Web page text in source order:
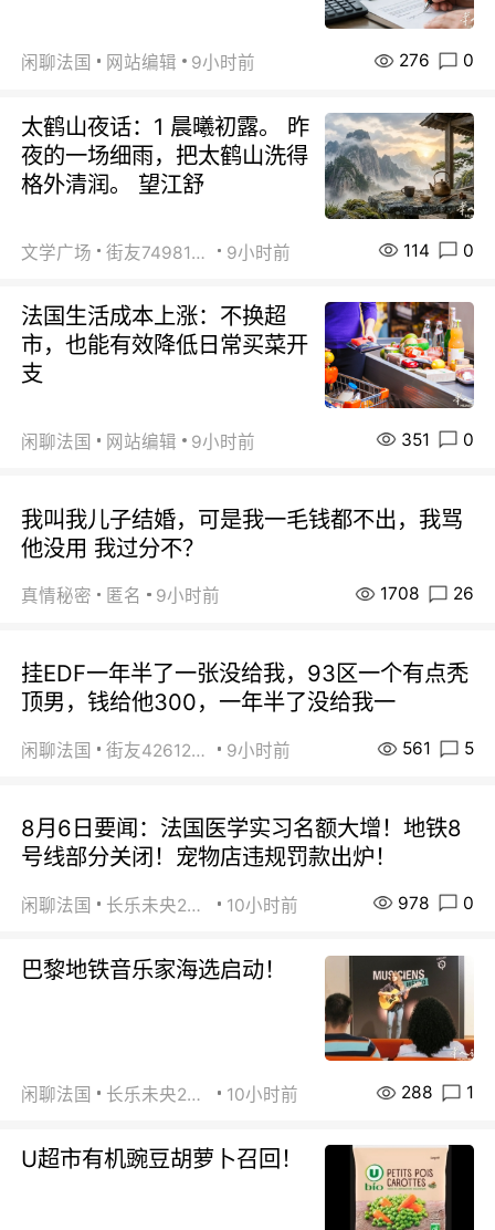
闲聊法国 网站编辑 9小时前 276 0
太鹤山夜话：1 晨曦初露。 昨
夜的一场细雨，把太鹤山洗得
格外清润。 望江舒
文学广场 街友74981146 9小时前 114 0
法国生活成本上涨：不换超
市，也能有效降低日常买菜开
支
闲聊法国 网站编辑 9小时前 351 0
我叫我儿子结婚，可是我一毛钱都不出，我骂
他没用 我过分不？
真情秘密 匿名 9小时前 1708 26
挂EDF一年半了一张没给我，93区一个有点秃
顶男，钱给他300，一年半了没给我一
闲聊法国 街友42612092 9小时前 561 5
8月6日要闻：法国医学实习名额大增！地铁8
号线部分关闭！宠物店违规罚款出炉！
闲聊法国 长乐未央2015 10小时前 978 0
巴黎地铁音乐家海选启动！
闲聊法国 长乐未央2015 10小时前 288 1
U超市有机豌豆胡萝卜召回！